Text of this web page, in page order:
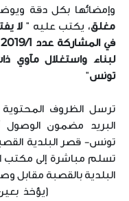
وإمضائها بكل دقة
مغلق، يكتب عليه " لا
في المشاركة عدد 1
/
2019
لبناء واستغلال مآوي
تونس"
ترسل الظروف
البريد مضمون الوصول
تونس- قصر البلدية
تسلم مباشرة إلى مكتب
البلدية بالقصبة مقابل
(يؤخذ بعين